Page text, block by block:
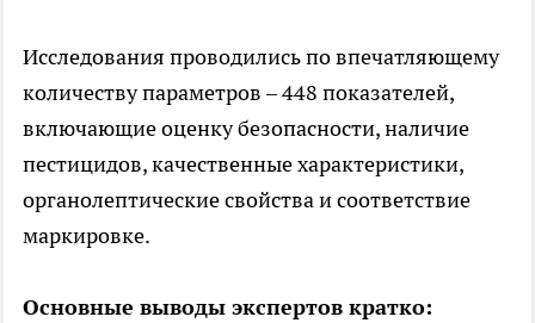
Исследования проводились по впечатляющему
количеству параметров – 448 показателей,
включающие оценку безопасности, наличие
пестицидов, качественные характеристики,
органолептические свойства и соответствие
маркировке.
Основные выводы экспертов кратко: